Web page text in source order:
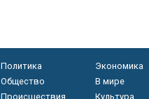
Политика
Экономика
Общество
В мире
Происшествия
Культура